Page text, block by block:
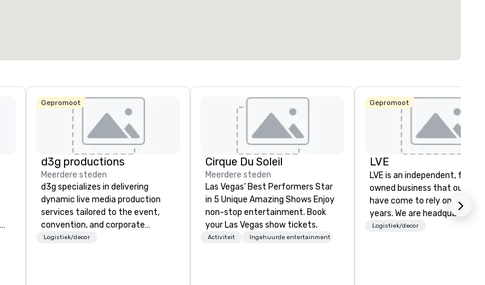
Gepromoot
d3g productions
Meerdere steden
d3g specializes in delivering
dynamic live media production
services tailored to the event,
convention, and corporate
meeting industries. From
Logistiek/decor
Cirque Du Soleil
Meerdere steden
Las Vegas’ Best Performers Star
in 5 Unique Amazing Shows Enjoy
non-stop entertainment. Book
your Las Vegas show tickets.
Activiteit Ingehuurde entertainment
Gepromoot
LVE
LVE is an independent, family
owned business that our
have come to rely on for
years. We are headquartered
Las Vegas and have satellite
Logistiek/decor